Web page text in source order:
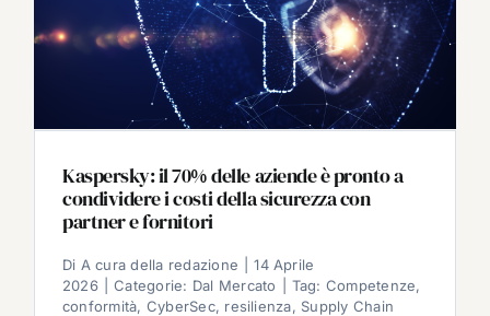
Kaspersky: il 70% delle aziende è pronto a
condividere i costi della sicurezza con
partner e fornitori
Di A cura della redazione
14 Aprile
2026
Categorie: Dal Mercato Tag: Competenze,
conformità, CyberSec, resilienza, Supply Chain